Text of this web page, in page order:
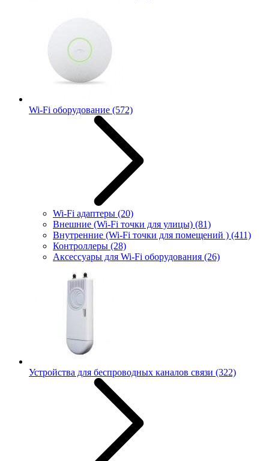
Wi-Fi оборудование (572)
Wi-Fi адаптеры (20)
Внешние (Wi-Fi точки для улицы) (81)
Внутренние (Wi-Fi точки для помещений ) (411)
Контроллеры (28)
Аксессуары для Wi-Fi оборудования (26)
Устройства для беспроводных каналов связи (322)